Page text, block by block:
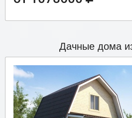
Дачные дома